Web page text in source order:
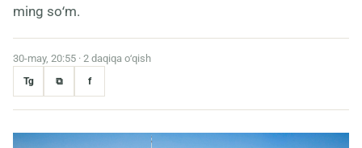
ming soʻm.
30 may, 20:55 · 2 daqiqa oʻqish
Tg ⧉ f